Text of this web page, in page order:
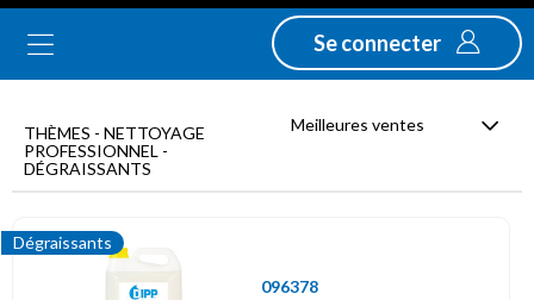
Se connecter
Nouveautés
Promotions
Déstockage
THÈMES - NETTOYAGE
PROFESSIONNEL -
DÉGRAISSANTS
Meilleures ventes
Dégraissants
096378